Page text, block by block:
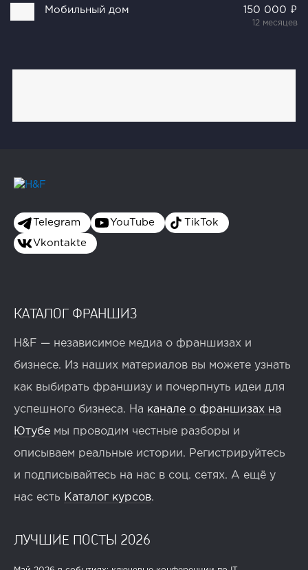
Мобильный дом 150 000 ₽
12 месяцев
Telegram YouTube TikTok
Vkontakte
КАТАЛОГ ФРАНШИЗ
H&F — независимое медиа о франшизах и
бизнесе. Из наших материалов вы можете узнать
как выбирать франшизу и почерпнуть идеи для
успешного бизнеса. На канале о франшизах на
Ютубе мы проводим честные разборы и
описываем реальные истории. Регистрируйтесь
и подписывайтесь на нас в соц. сетях. А ещё у
нас есть Каталог курсов.
ЛУЧШИЕ ПОСТЫ 2026